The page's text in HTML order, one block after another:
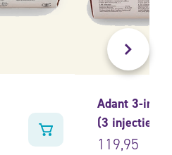
Adant 3-
(3 injecties
119,95